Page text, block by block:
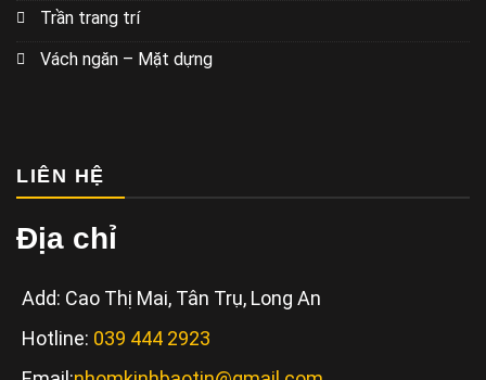
Trần trang trí
Vách ngăn – Mặt dựng
LIÊN HỆ
Địa chỉ
Add: Cao Thị Mai, Tân Trụ, Long An
Hotline: 039 444 2923